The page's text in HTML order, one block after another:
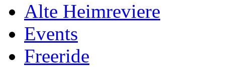
Alte Heimreviere
Events
Freeride